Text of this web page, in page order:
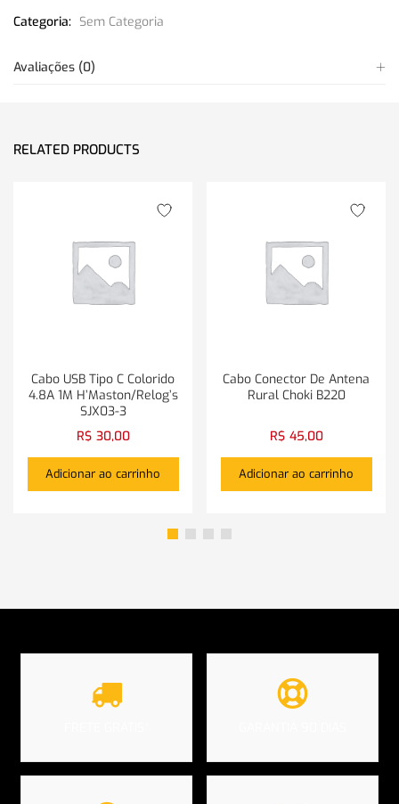
Categoria: Sem Categoria
Avaliações (0)
RELATED PRODUCTS
Cabo USB Tipo C Colorido
4.8A 1M H’Maston/Relog’s
SJX03-3
R$ 30,00
Adicionar ao carrinho
Cabo Conector De Antena
Rural Choki B220
R$ 45,00
Adicionar ao carrinho